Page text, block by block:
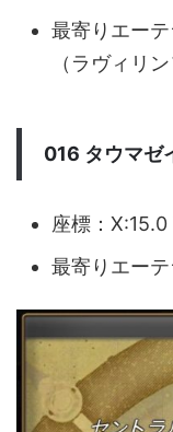
最寄りエー
（ラヴィリ
016 タウマゼ
座標：
最寄りエー